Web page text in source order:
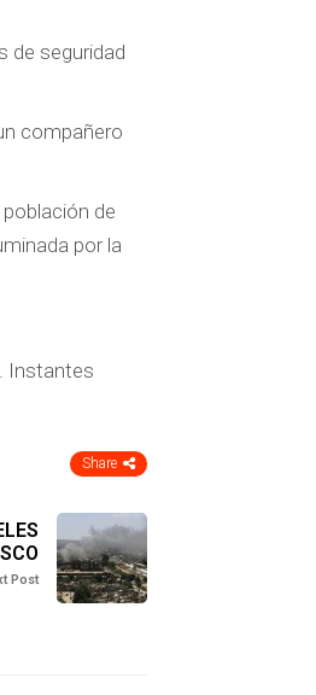
de seguridad
compañero
de
por la
Instantes
Share
Post